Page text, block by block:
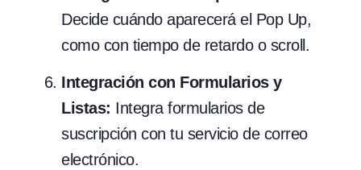
Decide cuándo aparecerá el Pop Up,
como con tiempo de retardo o scroll.
Integración con Formularios y
Listas: Integra formularios de
suscripción con tu servicio de correo
electrónico.